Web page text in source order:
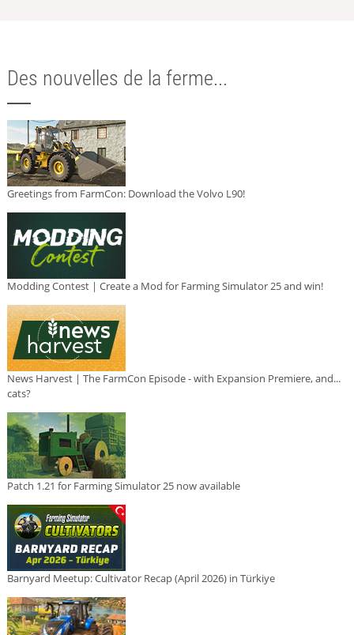
Des nouvelles de la ferme...
Greetings from FarmCon: Download the Volvo L90!
Modding Contest | Create a Mod for Farming Simulator 25 and win!
News Harvest | The FarmCon Episode - with Expansion Premiere, and...
cats?
Patch 1.21 for Farming Simulator 25 now available
Barnyard Meetup: Cultivator Recap (April 2026) in Türkiye